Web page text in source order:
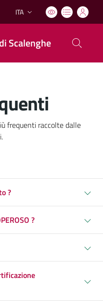
Lingua attiva:
ITA
Scalenghe
frequenti raccolte dalle
?
?